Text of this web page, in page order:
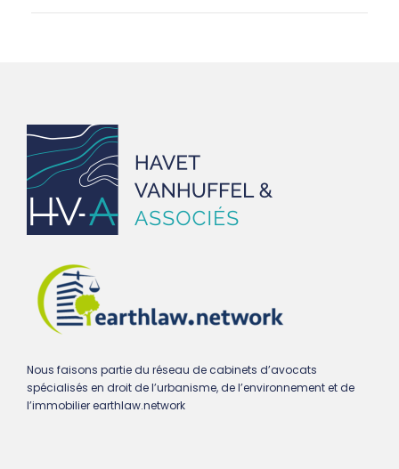
Nous faisons partie du réseau de cabinets d’avocats
spécialisés en droit de l’urbanisme, de l’environnement et de
l’immobilier earthlaw.network